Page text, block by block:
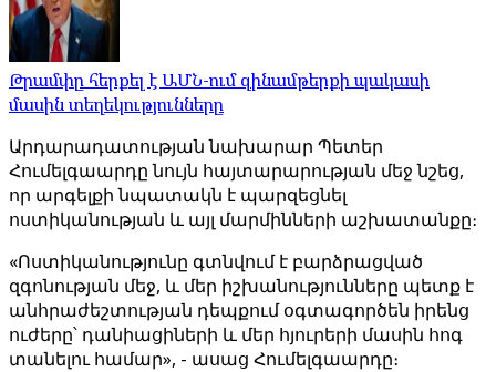
Թրամփը հերքել է ԱՄՆ-ում զինամթերքի պակասի
մասին տեղեկությունները
Արդարադատության նախարար Պետեր
Հումելգաարդը նույն հայտարարության մեջ նշեց,
որ արգելքի նպատակն է պարզեցնել
ոստիկանության և այլ մարմինների աշխատանքը։
«Ոստիկանությունը գտնվում է բարձրացված
զգոնության մեջ, և մեր իշխանությունները պետք է
անհրաժեշտության դեպքում օգտագործեն իրենց
ուժերը՝ դանիացիների և մեր հյուրերի մասին հոգ
տանելու համար», - ասաց Հումելգաարդը։